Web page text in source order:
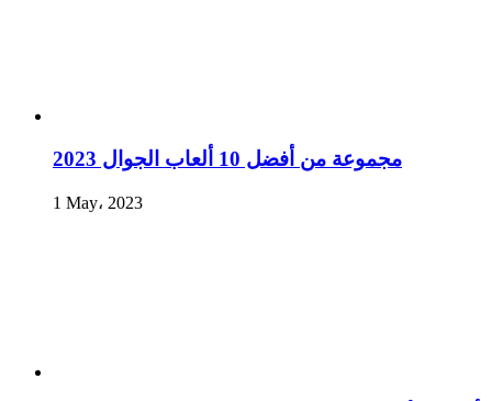
مجموعة من أفضل 10 ألعاب الجوال 2023
1 May، 2023